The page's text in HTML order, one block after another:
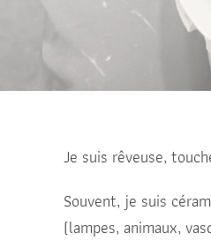
Je suis rêveuse,
Souvent, je suis
(lampes, animaux,